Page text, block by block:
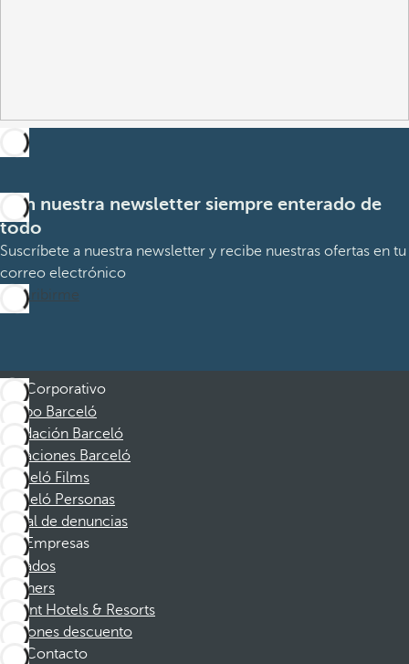
Con nuestra newsletter siempre enterado de
todo
Suscríbete a nuestra newsletter y recibe nuestras ofertas en tu
correo electrónico
Suscribirme
Corporativo
Grupo Barceló
Fundación Barceló
Vacaciones Barceló
Barceló Films
Barceló Personas
Canal de denuncias
Empresas
Afiliados
Partners
Dorint Hotels & Resorts
Cupones descuento
Contacto